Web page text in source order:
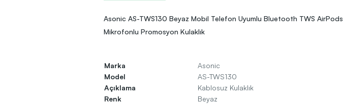
Asonic AS-TWS130 Beyaz Mobil Telefon Uyumlu Bluetooth TWS AirPods
Mikrofonlu Promosyon Kulaklık
Marka
Asonic
Model
AS-TWS130
Açıklama
Kablosuz Kulaklık
Renk
Beyaz